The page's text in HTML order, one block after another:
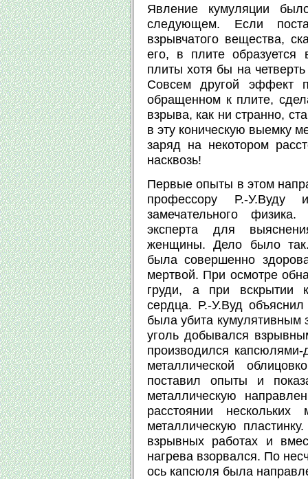
Явление кумуляции
следующем. Если
взрывчатого вещества,
его, в плите образуется
плиты хотя бы на
Совсем другой эффект
обращенном к плите,
взрыва, как ни странно,
в эту коническую выемку
заряд на некотором
насквозь!
Первые опыты в этом
профессору Р.-
замечательного
эксперта для
женщины. Дело было
была совершенно
мертвой. При осмотре
груди, а при вскрытии
сердца. Р.-У.Вуд
была убита кумулятивным
уголь добывался
производился капсюлями-
металлической
поставил опыты и
металлическую
расстоянии
металлическую
взрывных работах и
нагрева взорвался. По
ось капсюля была